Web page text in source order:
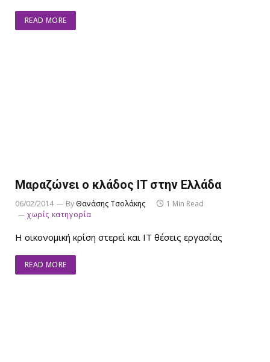
READ MORE
Μαραζώνει ο κλάδος IT στην Ελλάδα
06/02/2014 ByΘανάσης Τσολάκης
1 Min Read
χωρίς κατηγορία
Η οικονομική κρίση στερεί και IT θέσεις εργασίας
READ MORE